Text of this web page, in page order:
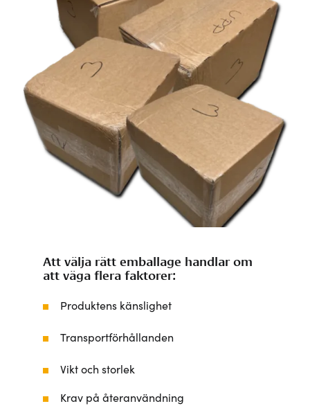
Att välja rätt emballage handlar om
att väga flera faktorer:
Produktens känslighet
Transportförhållanden
Vikt och storlek
Krav på återanvändning